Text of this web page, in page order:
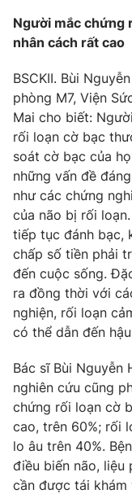
Giải sao mai
Làm đẹp
Chất lượng cuộc
Tuyển sinh
Công nghệ
Hitech Công nghệ
Sản phẩm
Thị trường
Tư vấn
Giao lưu trực
Lịch phát sóng
Chuyên mục khác
Emagazine
Photo
Video
VTV Money
VTV Sức khoẻ
Thị trường 24h
Người mắc chứng
nhân cách rất cao
BSCKII. Bùi
phòng M7, Viện
Mai cho biết:
rối loạn cờ bạc
soát cờ bạc của
những vấn đề
như các chứng
của não bị rối
tiếp tục đánh bạc,
chấp số tiền phải
đến cuộc sống.
ra đồng thời với
nghiện, rối loạn
có thể dẫn đến
Bác sĩ Bùi Nguyễn
nghiên cứu cũng
chứng rối loạn cờ
cao, trên 60%; rối
lo âu trên 40%.
điều biến não, liệu
cần được tái